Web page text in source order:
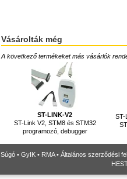
Vásárolták még
A következő termékeket más vásárlók
ST-LINK-V2
ST-Link V2, STM8 és STM32
programozó, debugger
ST-
Súgó • GyIK • RMA• Általános szerződési